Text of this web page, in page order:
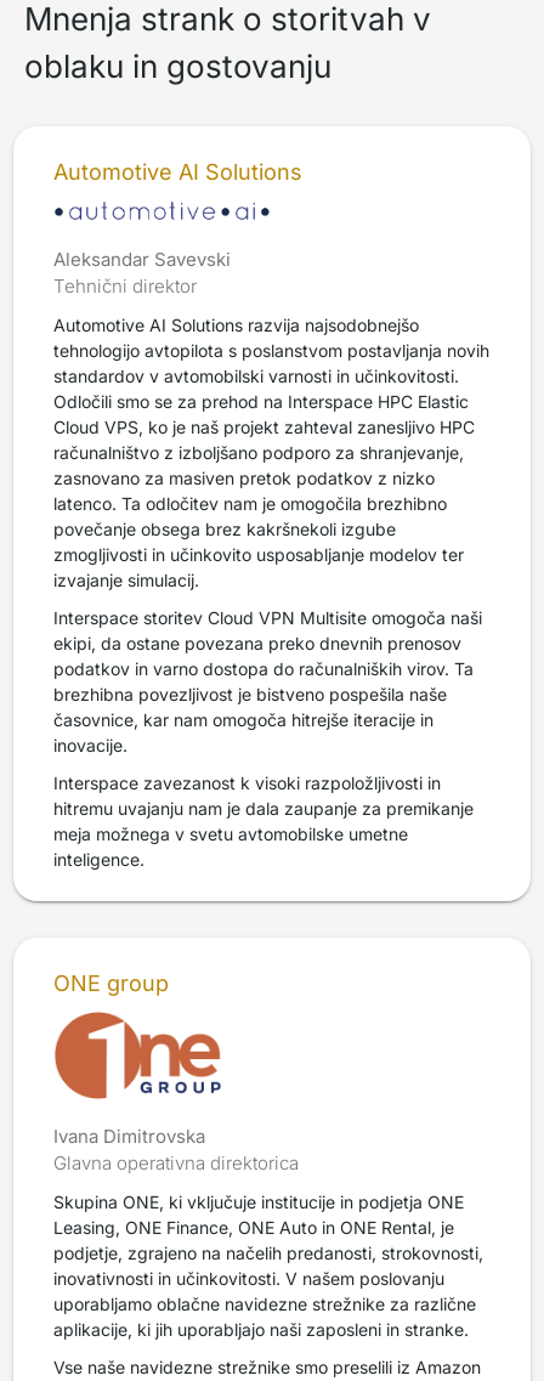
Mnenja strank o storitvah v
oblaku in gostovanju
Automotive AI Solutions
Aleksandar Savevski
Tehnični direktor
Automotive AI Solutions razvija najsodobnejšo
tehnologijo avtopilota s poslanstvom postavljanja novih
standardov v avtomobilski varnosti in učinkovitosti.
Odločili smo se za prehod na Interspace HPC Elastic
Cloud VPS, ko je naš projekt zahteval zanesljivo HPC
računalništvo z izboljšano podporo za shranjevanje,
zasnovano za masiven pretok podatkov z nizko
latenco. Ta odločitev nam je omogočila brezhibno
povečanje obsega brez kakršnekoli izgube
zmogljivosti in učinkovito usposabljanje modelov ter
izvajanje simulacij.
Interspace storitev Cloud VPN Multisite omogoča naši
ekipi, da ostane povezana preko dnevnih prenosov
podatkov in varno dostopa do računalniških virov. Ta
brezhibna povezljivost je bistveno pospešila naše
časovnice, kar nam omogoča hitrejše iteracije in
inovacije.
Interspace zavezanost k visoki razpoložljivosti in
hitremu uvajanju nam je dala zaupanje za premikanje
meja možnega v svetu avtomobilske umetne
inteligence.
ONE group
Ivana Dimitrovska
Glavna operativna direktorica
Skupina ONE, ki vključuje institucije in podjetja ONE
Leasing, ONE Finance, ONE Auto in ONE Rental, je
podjetje, zgrajeno na načelih predanosti, strokovnosti,
inovativnosti in učinkovitosti. V našem poslovanju
uporabljamo oblačne navidezne strežnike za različne
aplikacije, ki jih uporabljajo naši zaposleni in stranke.
Vse naše navidezne strežnike smo preselili iz Amazon